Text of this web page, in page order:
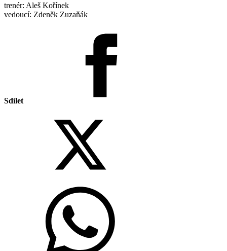
trenér: Aleš Kořínek
vedoucí: Zdeněk Zuzaňák
Sdílet